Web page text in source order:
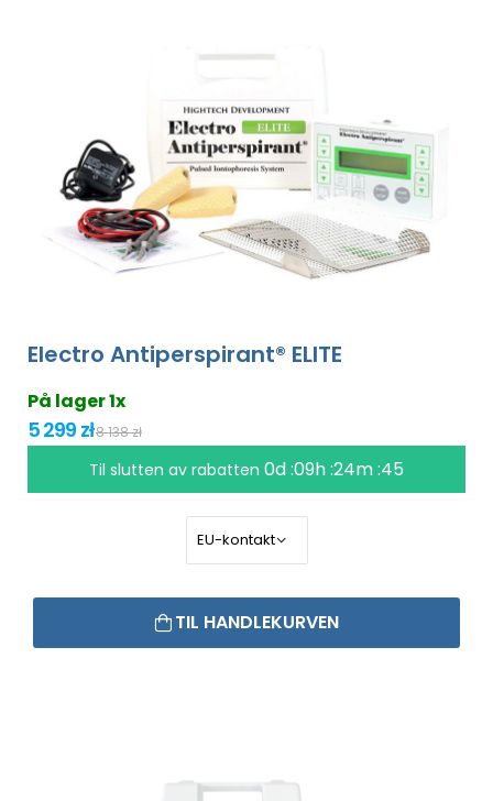
Electro Antiperspirant® ELITE
På lager 1x
5 299 zł8 138 zł
Til slutten av rabatten 0d :09h :24m :44
TIL HANDLEKURVEN